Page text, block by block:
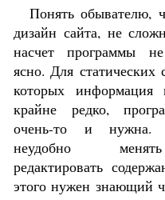
Понять обывателю,
дизайн сайта, не
насчет программы
ясно. Для статических
которых информация
крайне редко,
очень-то и
неудобно
редактировать
этого нужен знающий